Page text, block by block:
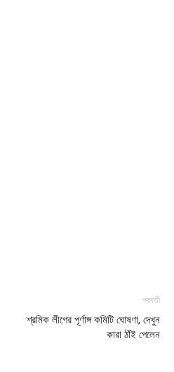
পরবর্তী
শ্রমিক লীগের পূর্ণাঙ্গ কমিটি ঘোষণা, দেখুন
কারা ঠাঁই পেলেন